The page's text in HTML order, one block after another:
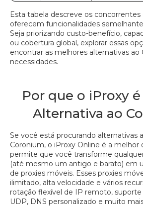
Esta tabela descreve os
oferecem funcionalidades
Seja priorizando custo-benefício,
ou cobertura global, explorar essas
encontrar as melhores alternativas ao
necessidades.
Por que o iProxy
Alternativa ao
Se você está procurando alternativas
Coronium, o iProxy Online é a melhor
permite que você transforme
(até mesmo um antigo e barato) em
de proxies móveis. Esses proxies
ilimitado, alta velocidade e vários
rotação flexível de IP remoto, suporte
UDP, DNS personalizado e muito